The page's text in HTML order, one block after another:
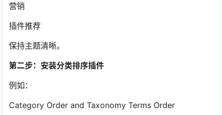
营销
插件推荐
保持主题清晰。
第二步：安装分类排序插件
例如：
Category Order and Taxonomy Terms Order